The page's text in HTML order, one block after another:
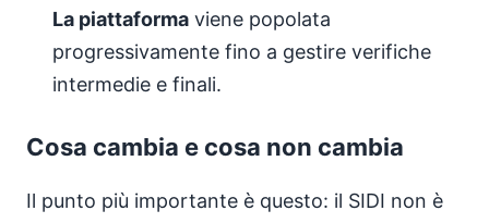
La piattaforma viene popolata
progressivamente fino a gestire verifiche
intermedie e finali.
Cosa cambia e cosa non cambia
Il punto più importante è questo: il SIDI non è